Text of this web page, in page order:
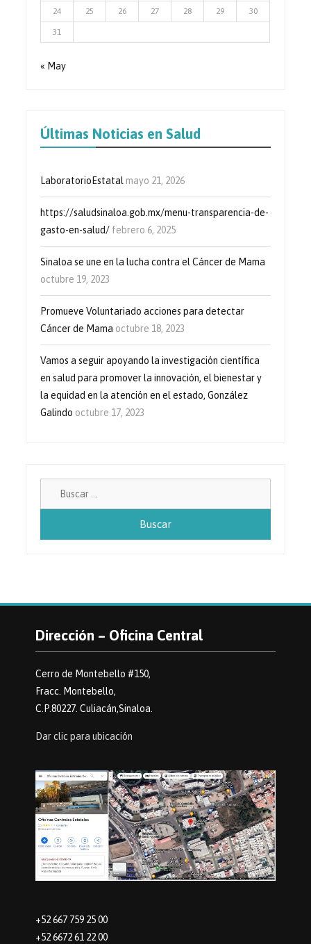
24 25 26 27 28 29 30
31
« May
Últimas Noticias en Salud
LaboratorioEstatal mayo 21, 2026
https://saludsinaloa.gob.mx/menu-transparencia-de-
gasto-en-salud/ febrero 6, 2025
Sinaloa se une en la lucha contra el Cáncer de Mama
octubre 19, 2023
Promueve Voluntariado acciones para detectar
Cáncer de Mama octubre 18, 2023
Vamos a seguir apoyando la investigación científica
en salud para promover la innovación, el bienestar y
la equidad en la atención en el estado, González
Galindo octubre 17, 2023
Dirección – Oficina Central
Cerro de Montebello #150,
Fracc. Montebello,
C.P.80227. Culiacán,Sinaloa.
Dar clic para ubicación
+52 667 759 25 00
+52 6672 61 22 00